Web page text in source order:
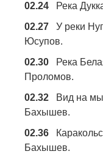
02.24 Река
02.27 У реки
Юсупов.
02.30 Река
Проломов.
02.32 Вид на
Бахышев.
02.36
Бахышев.